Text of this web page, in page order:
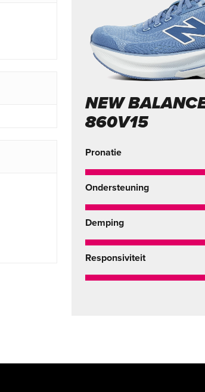
NEW
860V15
Pronatie
Ondersteuning
Demping
Responsiviteit